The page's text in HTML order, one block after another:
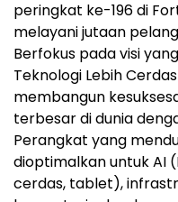
peringkat ke-196 di
melayani jutaan
Berfokus pada visi
Teknologi Lebih
membangun
terbesar di dunia
Perangkat yang
dioptimalkan untuk AI
cerdas, tablet),